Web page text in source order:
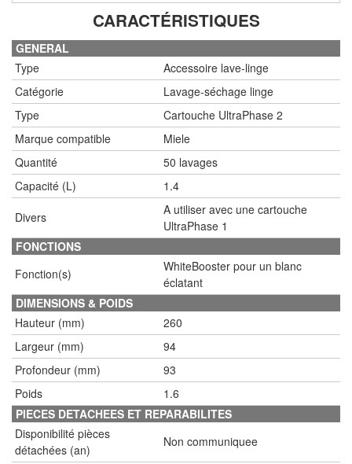
CARACTÉRISTIQUES
GENERAL
Type
Accessoire lave-linge
Catégorie
Lavage-séchage linge
Type
Cartouche UltraPhase 2
Marque compatible
Miele
Quantité
50 lavages
Capacité (L)
1.4
Divers
A utiliser avec une cartouche
UltraPhase 1
FONCTIONS
Fonction(s)
WhiteBooster pour un blanc
éclatant
DIMENSIONS & POIDS
Hauteur (mm)
260
Largeur (mm)
94
Profondeur (mm)
93
Poids
1.6
PIECES DETACHEES ET REPARABILITES
Disponibilité pièces
détachées (an)
Non communiquee